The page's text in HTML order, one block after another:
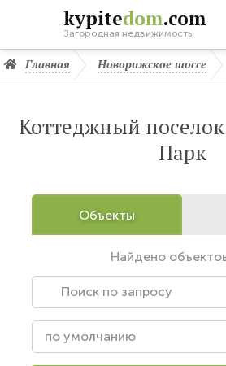
kypitedom.com
Загородная недвижимость
Главная Новорижское шоссе
Коттеджный
Парк
Объекты
Найдено